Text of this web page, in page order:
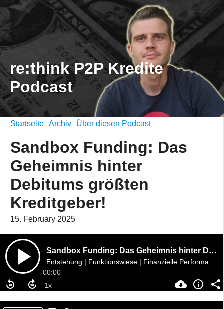
re:think P2P Kredite
Podcast
Startseite Archiv Über diesen Podcast
Sandbox Funding: Das
Geheimnis hinter
Debitums größten
Kreditgeber!
15. February 2025
Sandbox Funding: Das Geheimnis hinter Debitums größten Kreditgeber!
Entstehung | Funktionswiese | Finanzielle Performance | Transparenz
00:00